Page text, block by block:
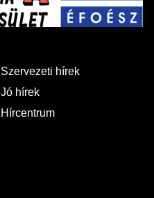
Szervezeti hírek
Jó hírek
Hírcentrum